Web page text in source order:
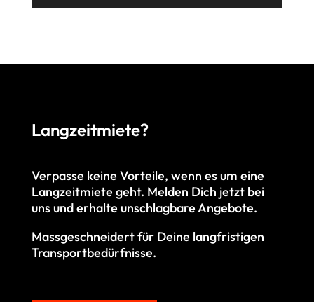
Langzeitmiete?
Verpasse keine Vorteile, wenn es um eine
Langzeitmiete geht. Melden Dich jetzt bei
uns und erhalte unschlagbare Angebote.
Massgeschneidert für Deine langfristigen
Transportbedürfnisse.